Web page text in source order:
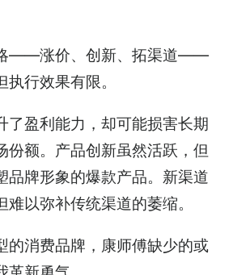
——涨价、创新、拓渠道——
行效果有限。
了盈利能力，却可能损害长期
份额。产品创新虽然活跃，但
品牌形象的爆款产品。新渠道
以弥补传统渠道的萎缩。
的消费品牌，康师傅缺少的或